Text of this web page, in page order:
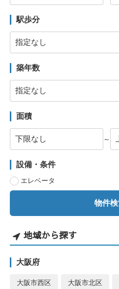
駅歩分
築年数
面積
～
設備・条件
エレベータ
地域から探す
大阪府
大阪市西区 大阪市北区